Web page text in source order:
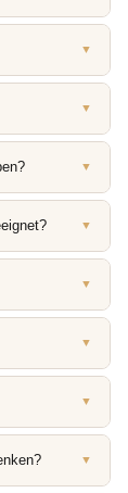
▼
▼
▼
▼
▼
▼
▼
▼